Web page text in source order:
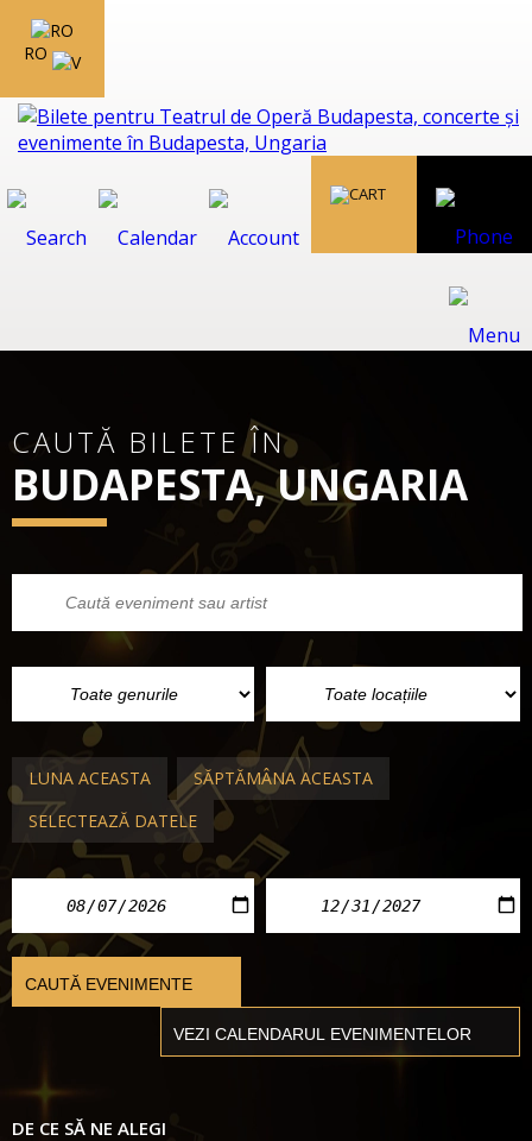
RO
CAUTĂ BILETE ÎN
BUDAPESTA, UNGARIA
LUNA ACEASTA
SĂPTĂMÂNA ACEASTA
SELECTEAZĂ DATELE
DE CE SĂ NE ALEGI